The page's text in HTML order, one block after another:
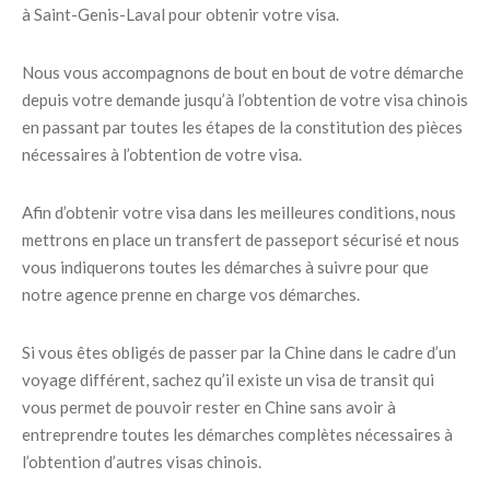
à Saint-Genis-Laval pour obtenir votre visa.
Nous vous accompagnons de bout en bout de votre démarche
depuis votre demande jusqu’à l’obtention de votre visa chinois
en passant par toutes les étapes de la constitution des pièces
nécessaires à l’obtention de votre visa.
Afin d’obtenir votre visa dans les meilleures conditions, nous
mettrons en place un transfert de passeport sécurisé et nous
vous indiquerons toutes les démarches à suivre pour que
notre agence prenne en charge vos démarches.
Si vous êtes obligés de passer par la Chine dans le cadre d’un
voyage différent, sachez qu’il existe un visa de transit qui
vous permet de pouvoir rester en Chine sans avoir à
entreprendre toutes les démarches complètes nécessaires à
l’obtention d’autres visas chinois.